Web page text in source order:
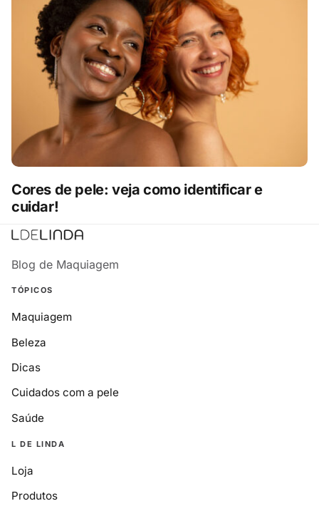
Cores de pele: veja como identificar e
cuidar!
Blog de Maquiagem
TÓPICOS
Maquiagem
Beleza
Dicas
Cuidados com a pele
Saúde
L DE LINDA
Loja
Produtos